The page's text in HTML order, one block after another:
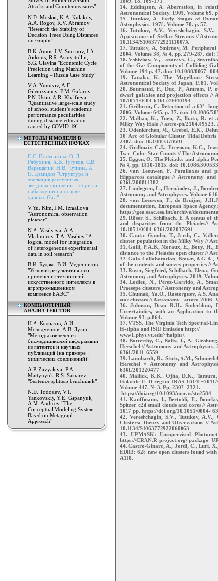
Attacks and Countermeasures"
N.D. Moskin, K.A. Kulakov,
A.A. Rogov, R.V. Abramov
"Research the Stability of
Decision Trees Using Distances
on Graphs"
B.K. Amos, I.V. Smirnov, I.A.
Aidrous, R.R. Asmyatullin,
S.G. Glavina "Economic Cycle
Prediction using Machine
Learning – Russia Case Study"
V.A. Yunusov, A.F.
Gilemzyanov, F.M. Gafarov,
P.N. Ustin, A.R. Khalfieva
"Quantitative large-scale study
of school student’s academic
performance peculiarities
during distance education
caused by COVID-19"
МЕТОДЫ И МОДЕЛИ В
ЕСТЕСТВЕННЫХ НАУКАХ
Е.С. Постникова, О. Л.
Рябухина, А.В. Тутуков, С.В.
Верещагин, Н.В. Чупина, А.
П. Демидов "Структура и
эволюция рассеянных
звездных скоплений: теория и
наблюдения на основе
данных Gaia"
V.Yu. Kim, I.M. Izmailova
"Astronomical observation
planner"
N.A. Vasilyeva, A.A.
Vladimirov, T.A. Vasiliev "A
logical model for integration
of heterogeneous experimental
data in soil research"
В.И. Будзко, В.И. Меденников
"Условия результативного
применения технологий
искусственного интеллекта в
агропромышленном
комплексе ЕАЭС"
КОМПЬЮТЕРНЫЙ
АНАЛИЗ ТЕКСТОВ
Н.А. Колпаков, А.И.
Молодченков, А.В. Лукин
"Методы извлечения
биомедицинской информации
из патентов и научных
публикаций (на примере
химических соединений)"
A.P. Zavyalova, P.A.
Martynyuk, R.S. Samarev
"Sentence splitters benchmark"
N.D. Todosiev, V.I.
Yankovskiy, Y.E. Gapanyuk,
A.M. Andreev "The
Conceptual Modeling System
Based on Metagraph
Approach"
14. Eddington, A. Aberration, in
Astronomical Society. 1909. Volume 69.
15. Tutukov, A. Early Stages of
Astrophysics. 1978. Volume 70. p. 57.
16. Tutukov, A.V., Vereshchagin,
Appearance of Stellar Streams //
10.1134/S106377292111007X
17. Tutukov, A, Smirnov, M.
2004. Volume 38, № 4, pp. 279-287. doi:
18. Vshivkov, V., Lazareva, G.,
of the Gas Components of Colliding
Volume 194 p. 47. doi: 10.1088/0067-
19. Tanaka, K. The Magellanic
Astronomical Society of Japan. 1981.
20. Bournaud, F., Duc, P., Amram, P.
dwarf galaxies and projection effects //
10.1051/0004-6361:20040394
21. Grillmair, C. Detection of a 60°-
2006. Volume 645, p. 37. doi: 10.1086/
22. Malhan, K., Yuen, Z., Ibata, R. et
Milky Way Halo // astro-ph/2104.09523.
23. Odenkirchen, M., Grebel, E.K.,
10° Arc of Globular Cluster Tidal
2407. doi: 10.1086/378601
24. Grillmair, C.J., Freeman, K.C.,
Two- Color Star Counts // The
25. Eggen, O. The Pleiades and alpha
№ 4, pp. 1810-1815. doi: 10.1086/300533
26. van Leeuwen, F. Parallaxes and
Hipparcos catalogue // Astronomy
6361/200811382
27. Lindegren, L., Hernández, J.,
Astronomy and Astrophysics. Volume
28. van Leeuwen, F., de Bruijne,
documentation, European Space
https://gea.esac.esa.int/archive/
29. Röser, S., Schilbach, E. A census of
and disparities from the Pleiades//
10.1051/0004-6361/202037691
30. Cantat-Gaudin, T., Jordi, C.,
cluster population in the Milky Way //
31. Galli, P.A.B., Moraux, E., Bouy, H.,
distance to the Pleiades open cluster //
32. Gaia Collaboration, Brown, A.G.A.,
of the contents and survey properties //
33. Röser, Siegfried, Schilbach, Elena,
Astronomy and Astrophysics. 2019.
34. Lodieu, N., Pérez-Garrido, A.,
Praesepe clusters // Astronomy and
35. Chumak, Ya.O., Rastorguev, A.S.
star clusters // Astronomy Letters. 2006.
36. Johnson, Dean R.H., Soderblom,
Uncertainties, with an Application to
Volume 93, p.864.
37. VTSS. The Virginia Tech Spectral-
H-alpha and [SII] Emission http://
www1.phys.vt.edu/~halpha/.
38. Battersby, C., Bally, J., A.
Herschel // Astronomy and Astrophysics.
6361/201116559
39. Launhardt, R., Stutz, A.M.,
Herschel // Astronomy and
6361/201220477
40. Mallick, K.K., Ojha, D.K.,
Galactic H II region IRAS
Volume 447. № 3. Pp. 2307–2321.
https://doi.org/10.1093/mnras/stu2584
41. Kauffmann, J., Bertoldi, F.,
Spitzer c2d small clouds and cores //
1017 pp. https://doi.org/10.1051/0004-
42. Vereshchagin, S.V., Tutukov,
Clusters: Theory and Observations //
10.1134/S1063772922060063
43. UPMASK: Unsupervised
https://CRAN.R-project.org/
44. Castro-Ginard, A., Jordi, C., Luri,
EDR3: 628 new open clusters found
A118.